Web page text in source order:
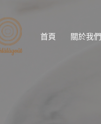
首頁 關於我們